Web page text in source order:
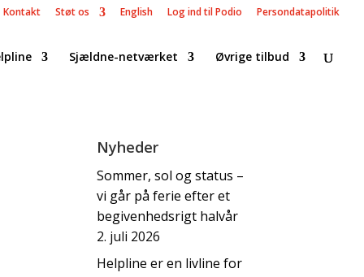
Kontakt Støt os English Log ind til Podio Persondatapolitik
Sjældne-netværket Øvrige tilbud
Nyheder
Sommer, sol og status –
vi går på ferie efter et
begivenhedsrigt halvår
2. juli 2026
Helpline er en livline for